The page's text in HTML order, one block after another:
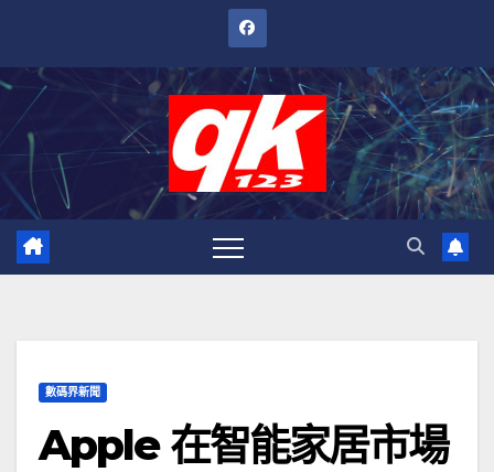
內
數碼界新聞
Apple 在智能家居市場